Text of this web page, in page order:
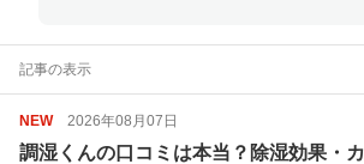
記事の表示
NEW 2026年08月07日
調湿くんの口コミは本当？除湿効果・カ